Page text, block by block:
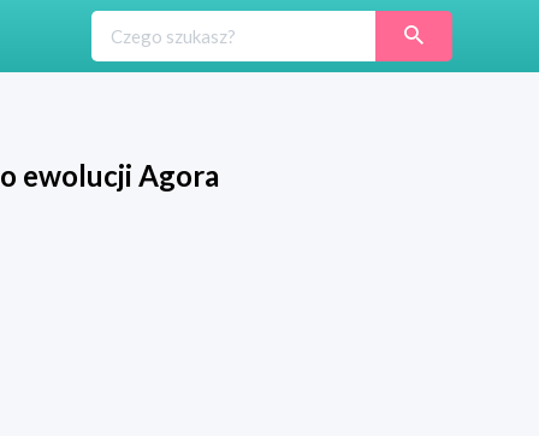
ewolucji Agora